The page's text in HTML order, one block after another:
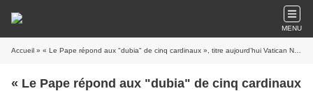
MENU
Accueil » « Le Pape répond aux "dubia" de cinq cardinaux », titre aujourd’hui Vatican News. Mais c’est faux. La véritable réponse est encore à venir.
« Le Pape répond aux "dubia" de cinq cardinaux